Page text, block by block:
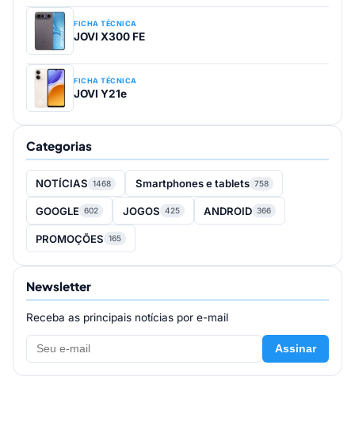
FICHA TÉCNICA
JOVI X300 FE
FICHA TÉCNICA
JOVI Y21e
Categorias
NOTÍCIAS 1468 Smartphones e tablets 758
GOOGLE 602 JOGOS 425 ANDROID 366
PROMOÇÕES 165
Newsletter
Receba as principais notícias por e-mail
Assinar